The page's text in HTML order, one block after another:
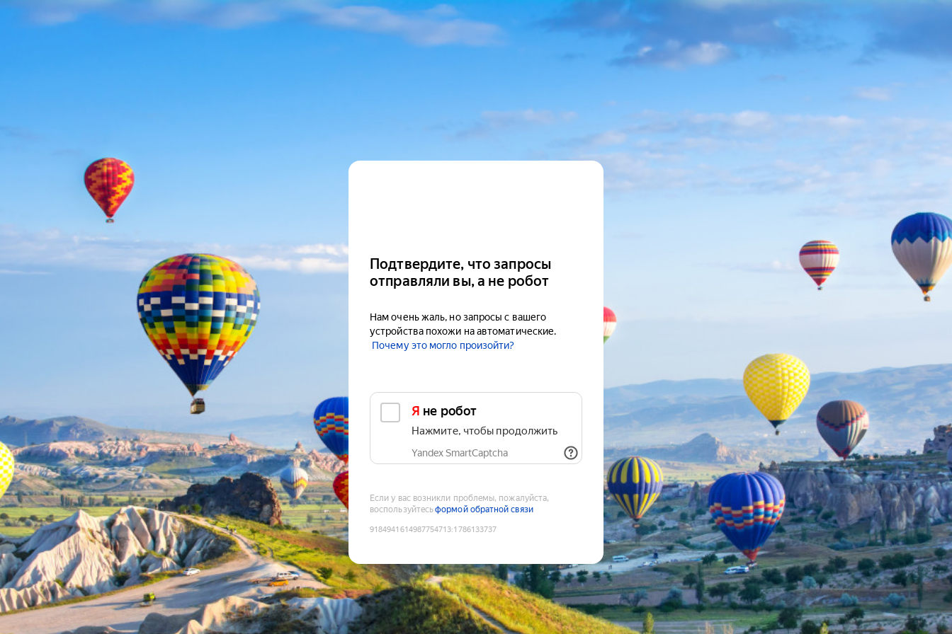
Подтвердите, что запросы
отправляли вы, а не робот
Нам очень жаль, но запросы с вашего
устройства похожи на автоматические.
Почему это могло произойти?
Я не робот
Нажмите, чтобы продолжить
Yandex SmartCaptcha
Если у вас возникли проблемы, пожалуйста,
воспользуйтесьформой обратной связи
9184941614987754713:1786133737